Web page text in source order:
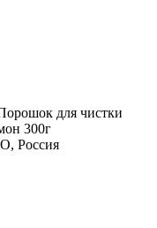
для чистки
300г
Россия